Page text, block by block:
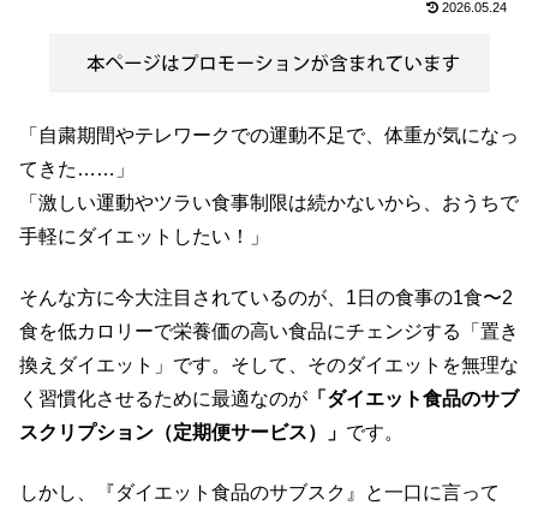
2026.05.24
「自粛期間やテレワークでの運動不足で、体重が気になっ
てきた……」
「激しい運動やツラい食事制限は続かないから、おうちで
手軽にダイエットしたい！」
そんな方に今大注目されているのが、1日の食事の1食〜2
食を低カロリーで栄養価の高い食品にチェンジする「置き
換えダイエット」です。そして、そのダイエットを無理な
く習慣化させるために最適なのが 「ダイエット食品のサブ
スクリプション（定期便サービス）」 です。
しかし、『ダイエット食品のサブスク』と一口に言って